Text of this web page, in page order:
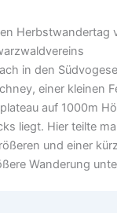
Herbstwandertag
in den
einer kleinen
auf 1000m
liegt. Hier teilte
und einer
Wanderung